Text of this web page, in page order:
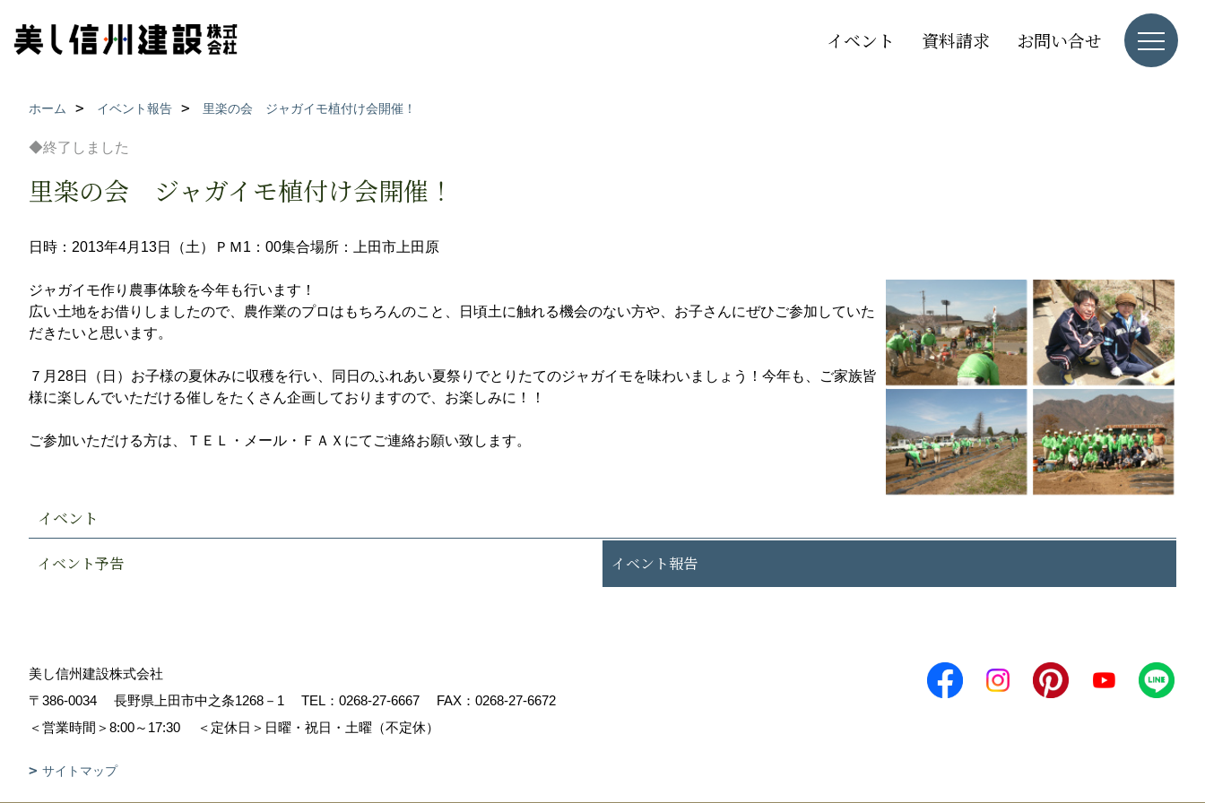
イベント 資料請求 お問い合せ
ホーム イベント報告 里楽の会 ジャガイモ植付け会開催！
◆終了しました
里楽の会 ジャガイモ植付け会開催！
日時：2013年4月13日（土）ＰＭ1：00集合場所：上田市上田原
ジャガイモ作り農事体験を今年も行います！
広い土地をお借りしましたので、農作業のプロはもちろんのこと、日頃土に触れる機会のない方や、お子さんにぜひご参加していた
だきたいと思います。
７月28日（日）お子様の夏休みに収穫を行い、同日のふれあい夏祭りでとりたてのジャガイモを味わいましょう！今年も、ご家族皆
様に楽しんでいただける催しをたくさん企画しておりますので、お楽しみに！！
ご参加いただける方は、ＴＥＬ・メール・ＦＡＸにてご連絡お願い致します。
イベント
イベント予告 イベント報告
美し信州建設株式会社
〒386-0034
長野県上田市中之条1268－1 TEL： 0268-27-6667
FAX：0268-27-6672
＜営業時間＞8:00～17:30
＜定休日＞日曜・祝日・土曜（不定休）
サイトマップ